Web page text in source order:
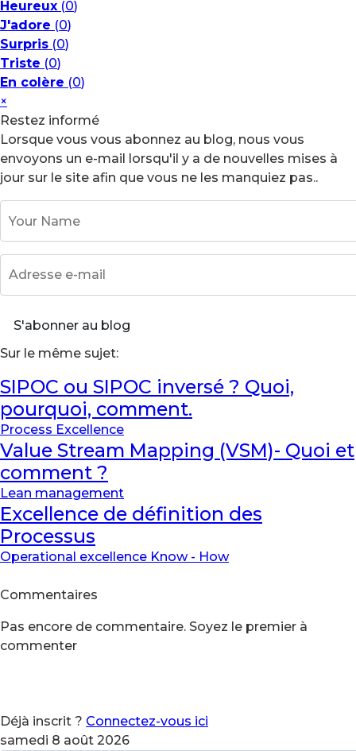
Heureux (0)
J'adore (0)
Surpris (0)
Triste (0)
En colère (0)
×
Restez informé
Lorsque vous vous abonnez au blog, nous vous
envoyons un e-mail lorsqu'il y a de nouvelles mises à
jour sur le site afin que vous ne les manquiez pas..
S'abonner au blog
Sur le même sujet:
SIPOC ou SIPOC inversé ? Quoi,
pourquoi, comment.
Process Excellence
Value Stream Mapping (VSM)- Quoi et
comment ?
Lean management
Excellence de définition des
Processus
Operational excellence Know - How
Commentaires
Pas encore de commentaire. Soyez le premier à
commenter
Déjà inscrit ? Connectez-vous ici
samedi 8 août 2026